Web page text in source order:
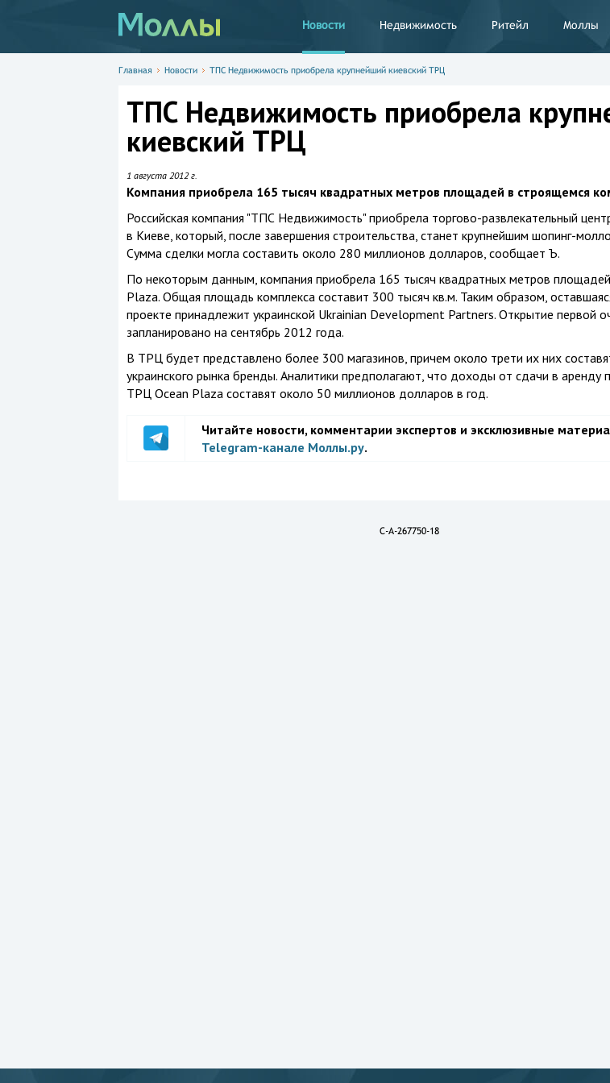
Новости Недвижимость Ритейл Моллы
Главная Новости ТПС Недвижимость приобрела крупнейший киевский ТРЦ
ТПС Недвижимость приобрела
киевский ТРЦ
1 августа 2012 г.
Компания приобрела 165 тысяч квадратных метров площадей в строящемся
Российская компания "ТПС Недвижимость" приобрела торгово-развлекательный
в Киеве, который, после завершения строительства, станет крупнейшим шопинг-
Сумма сделки могла составить около 280 миллионов долларов, сообщает Ъ.
По некоторым данным, компания приобрела 165 тысяч квадратных метров
Plaza. Общая площадь комплекса составит 300 тысяч кв.м. Таким образом,
проекте принадлежит украинской Ukrainian Development Partners. Открытие первой
запланировано на сентябрь 2012 года.
В ТРЦ будет представлено более 300 магазинов, причем около трети их них
украинского рынка бренды. Аналитики предполагают, что доходы от сдачи в аренду
ТРЦ Ocean Plaza составят около 50 миллионов долларов в год.
Читайте новости, комментарии экспертов и эксклюзивные
Telegram-канале Моллы.ру.
C-A-267750-18